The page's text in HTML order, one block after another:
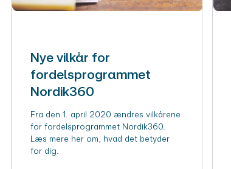
Nye vilkår for
fordelsprogrammet
Nordik360
Fra den 1. april 2020 ændres vilkårene
for fordelsprogrammet Nordik360.
Læs mere her om, hvad det betyder
for dig.